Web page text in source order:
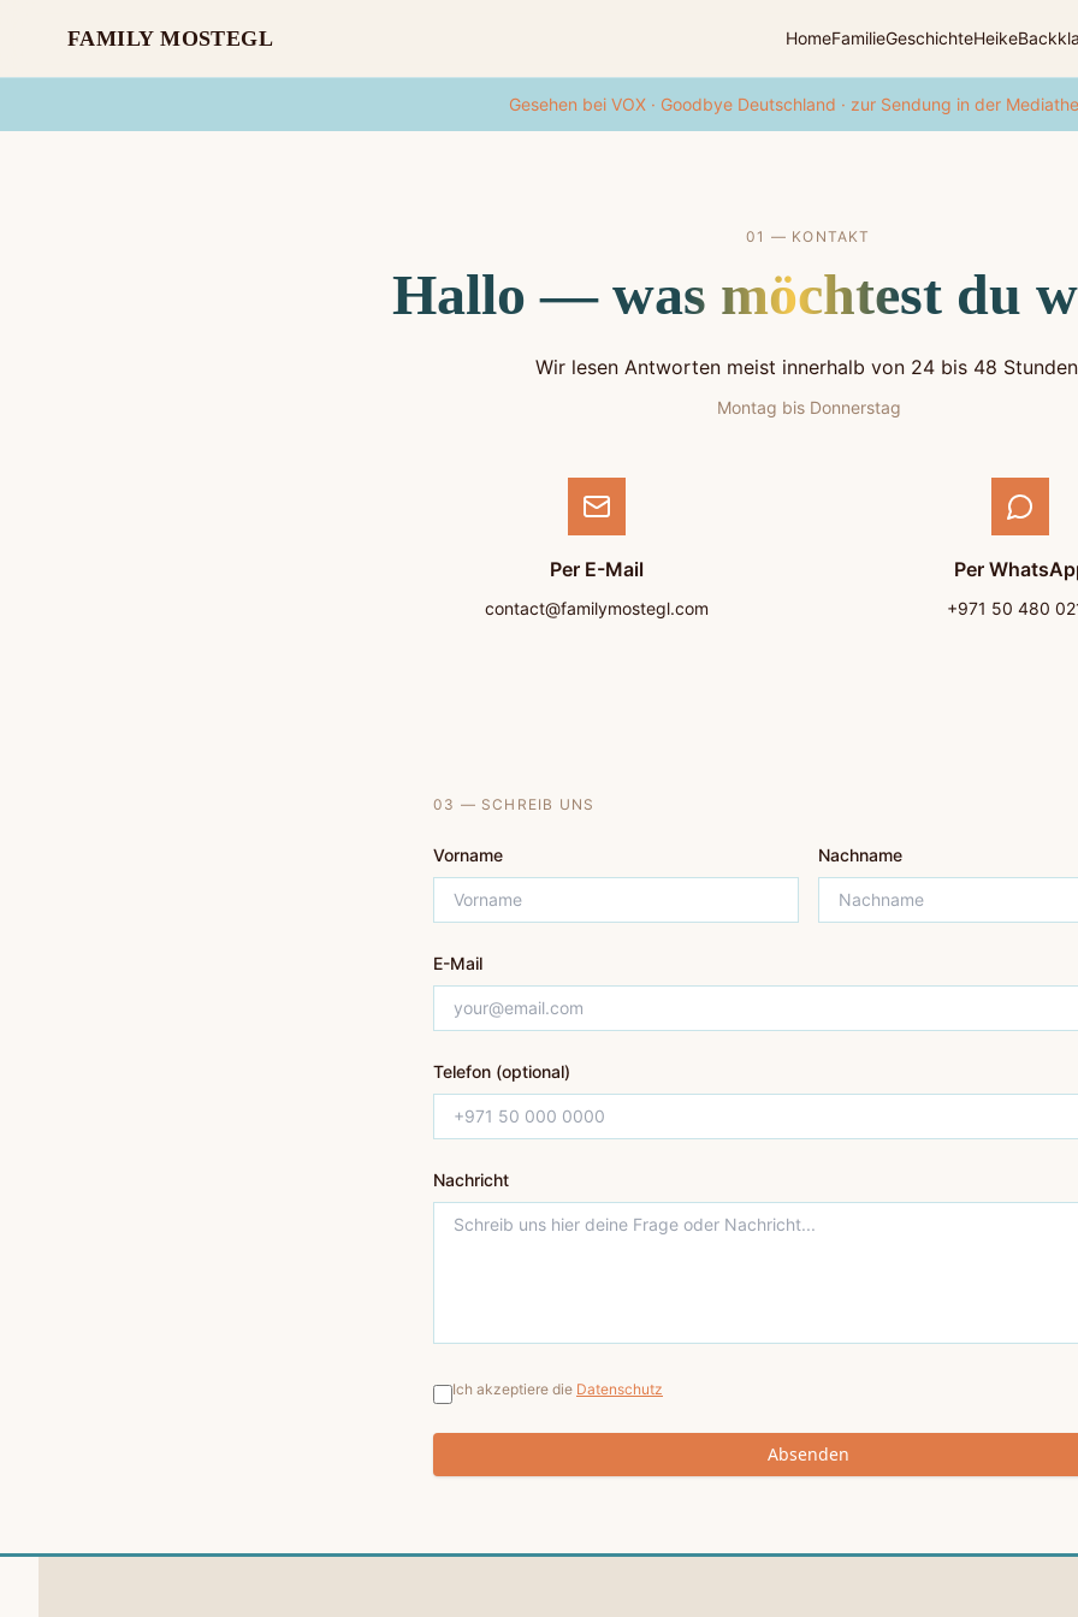
FAMILY MOSTEGL HomeFamilieGeschichteHeike
Gesehen bei VOX · Goodbye Deutschland · zur Sendung in der
01 — KONTAKT
Hallo — was möchtest du
Wir lesen Antworten meist innerhalb von 24 bis 48
Montag bis Donnerstag
Per E-Mail
contact@familymostegl.com
Per
+971 50 480
03 — SCHREIB UNS
Vorname Nachname
E-Mail
Telefon (optional)
Nachricht
Ich akzeptiere die Datenschutz
Absenden